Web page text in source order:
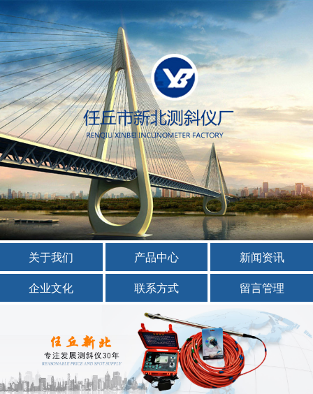
关于我们 产品中心
新闻资讯
企业文化
联系方式 留言管理